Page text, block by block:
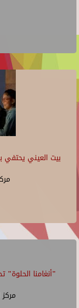
بيت العيني يحتفي
"أنغامنا